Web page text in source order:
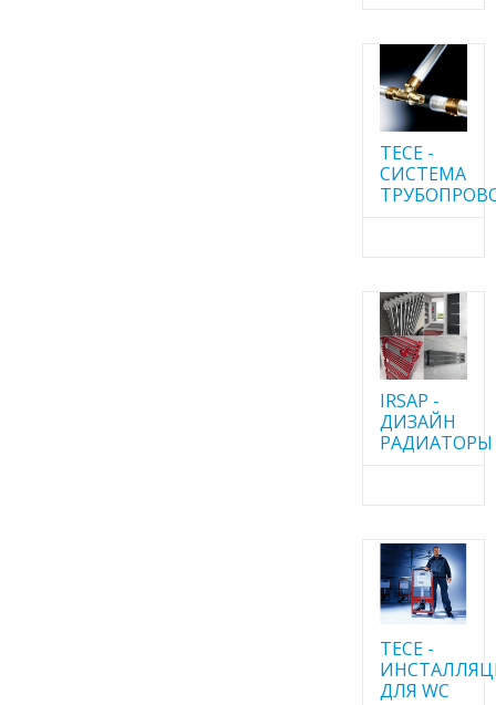
TECE -
CИСТЕМА
IRSAP -
ДИЗАЙН
РАДИАТОРЫ
TECE -
ДЛЯ WC